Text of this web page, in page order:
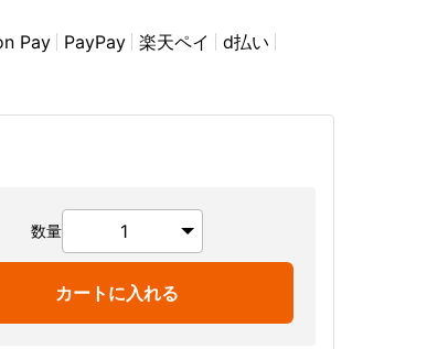
Pay PayPay 楽天ペイ
d払い
数量
カートに入れる